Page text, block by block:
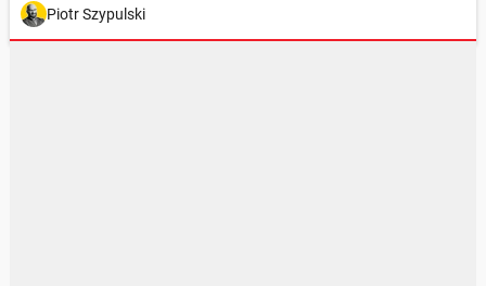
Piotr Szypulski